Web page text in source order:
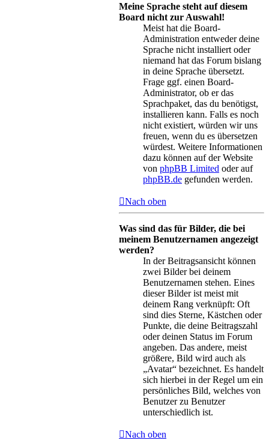
Meine Sprache steht auf diesem
Board nicht zur Auswahl!
Meist hat die Board-
Administration entweder deine
Sprache nicht installiert oder
niemand hat das Forum bislang
in deine Sprache übersetzt.
Frage ggf. einen Board-
Administrator, ob er das
Sprachpaket, das du benötigst,
installieren kann. Falls es noch
nicht existiert, würden wir uns
freuen, wenn du es übersetzen
würdest. Weitere Informationen
dazu können auf der Website
von phpBB Limited oder auf
phpBB.de gefunden werden.
Nach oben
Was sind das für Bilder, die bei
meinem Benutzernamen angezeigt
werden?
In der Beitragsansicht können
zwei Bilder bei deinem
Benutzernamen stehen. Eines
dieser Bilder ist meist mit
deinem Rang verknüpft: Oft
sind dies Sterne, Kästchen oder
Punkte, die deine Beitragszahl
oder deinen Status im Forum
angeben. Das andere, meist
größere, Bild wird auch als
„Avatar“ bezeichnet. Es handelt
sich hierbei in der Regel um ein
persönliches Bild, welches von
Benutzer zu Benutzer
unterschiedlich ist.
Nach oben